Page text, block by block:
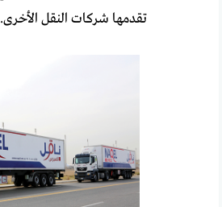
تقدمها شركات النقل الأخرى.